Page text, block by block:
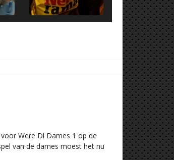
Were Di Dames 1 op de
van de dames moest het nu